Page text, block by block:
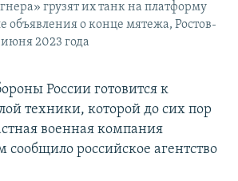
КРЫМА
грузят их танк на платформу
объявления о конце мятежа, Ростов-
2023 года
России готовится к
техники, которой до сих пор
военная компания
сообщило российское агентство